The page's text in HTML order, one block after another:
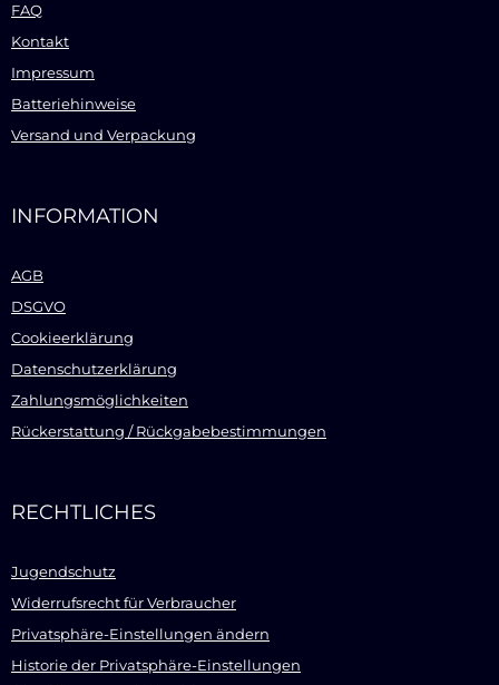
FAQ
Kontakt
Impressum
Batteriehinweise
Versand und Verpackung
INFORMATION
AGB
DSGVO
Cookieerklärung
Datenschutzerklärung
Zahlungsmöglichkeiten
Rückerstattung / Rückgabebestimmungen
RECHTLICHES
Jugendschutz
Widerrufsrecht für Verbraucher
Privatsphäre-Einstellungen ändern
Historie der Privatsphäre-Einstellungen